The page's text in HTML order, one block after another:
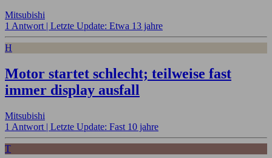
Mitsubishi
1 Antwort | Letzte Update: Etwa 13 jahre
H
Motor startet schlecht; teilweise fast
immer display ausfall
Mitsubishi
1 Antwort | Letzte Update: Fast 10 jahre
T